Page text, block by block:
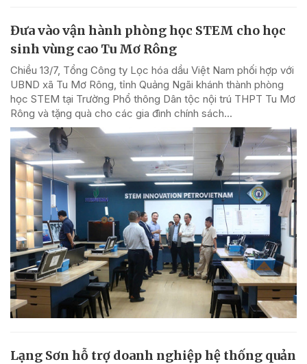
Đưa vào vận hành phòng học STEM cho học
sinh vùng cao Tu Mơ Rông
Chiều 13/7, Tổng Công ty Lọc hóa dầu Việt Nam phối hợp với
UBND xã Tu Mơ Rông, tỉnh Quảng Ngãi khánh thành phòng
học STEM tại Trường Phổ thông Dân tộc nội trú THPT Tu Mơ
Rông và tặng quà cho các gia đình chính sách...
Lạng Sơn hỗ trợ doanh nghiệp hệ thống quản